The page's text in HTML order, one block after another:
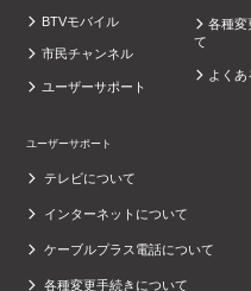
BTVモバイル
市民チャンネル
ユーザーサポート
各種変
て
よくあ
ユーザーサポート
テレビについて
インターネットについて
ケーブルプラス電話について
各種変更手続きについて